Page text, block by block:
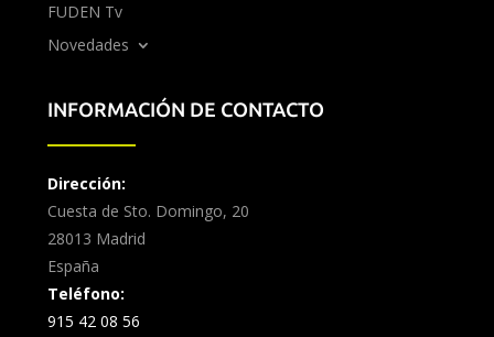
FUDEN Tv
Novedades
INFORMACIÓN DE CONTACTO
Dirección:
Cuesta de Sto. Domingo, 20
28013 Madrid
España
Teléfono:
915 42 08 56